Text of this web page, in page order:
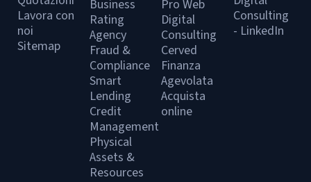
Lavora con
noi
Sitemap
Business
Rating
Agency
Fraud &
Compliance
Smart
Lending
Credit
Management
Physical
Assets &
Resources
Pro Web
Digital
Consulting
Cerved
Finanza
Agevolata
Acquista
online
Consulting
- LinkedIn